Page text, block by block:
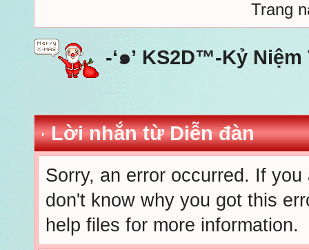
Trang
-‘๑’ KS2D™-Kỷ
Lời nhắn từ Diễn đàn
Sorry, an error occurred. If
don't know why you got this
help files for more information.